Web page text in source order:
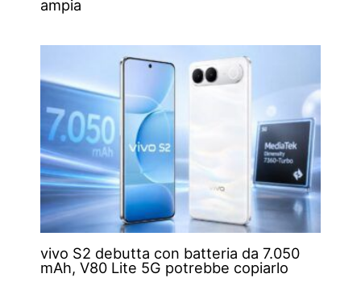
ampia
vivo S2 debutta con batteria da 7.050
mAh, V80 Lite 5G potrebbe copiarlo